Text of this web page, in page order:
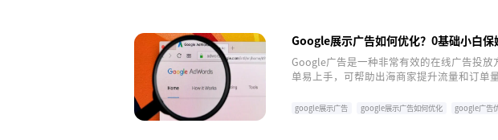
Google展示广告如何优化？0基础小白保
Google广告是一种非常有效的在线广告投
单易上手，可帮助出海商家提升流量和订单量
google展示广告 google展示广告如何优化 google广告